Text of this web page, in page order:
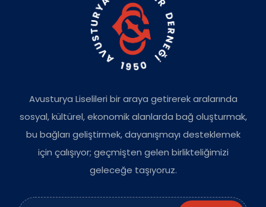
Avusturya Liselileri bir araya getirerek aralarında
sosyal, kültürel, ekonomik alanlarda bağ oluşturmak,
bu bağları geliştirmek, dayanışmayı desteklemek
için çalışıyor; geçmişten gelen birlikteliğimizi
geleceğe taşıyoruz.